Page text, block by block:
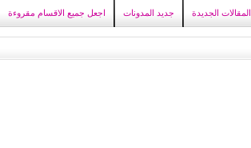
المقالات الجديدة جديد المدونات اجعل جميع الاقسام مقروءة